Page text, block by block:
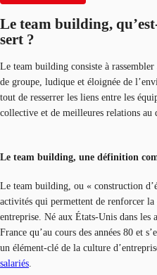
Le team building,
sert ?
Le team building consiste à
de groupe, ludique et éloignée de
tout de resserrer les liens entre les
collective et de meilleures relations au
Le team building, une définition
Le team building, ou « construction
activités qui permettent de renforcer la
entreprise. Né aux États-Unis dans les
France qu’au cours des années 80 et
un élément-clé de la culture
salariés